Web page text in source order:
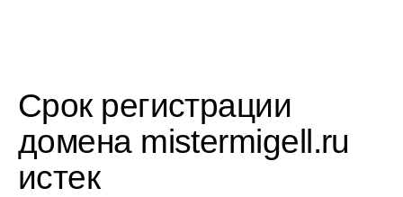
Срок регистрации
домена mistermigell.ru
истек